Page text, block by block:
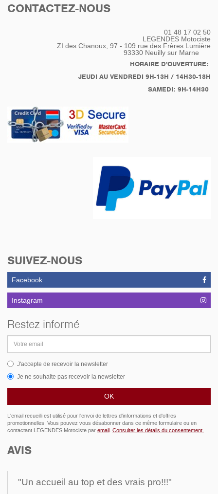
/7, R 60 TIC, R 75 /7, R
100 GS, R 100 /7, R 100
CONTACTEZ-NOUS
01 48 17 02 50
LEGENDES Motociste
ZI des Chanoux, 97 - 109 rue des Frères Lumière
93330 Neuilly sur Marne
HORAIRE D'OUVERTURE:
JEUDI AU VENDREDI 9H-13H / 14H30-18H
SAMEDI: 9H-14H30
SUIVEZ-NOUS
Facebook
Instagram
Restez informé
email
J'accepte de recevoir la newsletter
Je ne souhaite pas recevoir la newsletter
L'email recueilli est utilisé pour l'envoi de lettres d'informations et d'offres
promotionnelles. Vous pouvez vous désabonner dans ce même formulaire ou en
contactant LEGENDES Motociste par email . Consulter les détails du consentement.
AVIS
"Un accueil au top et des vrais pro!!!"